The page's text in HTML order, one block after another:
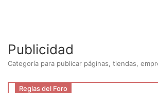
Publicidad
Categoría para publicar páginas, tiendas,
Reglas del Foro